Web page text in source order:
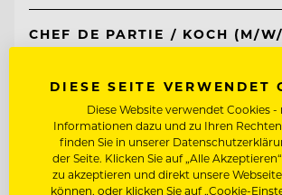
CHEF DE PARTIE / KOCH (M/
Entdecke alle Jobs
DIESE SEITE VERWENDET
Diese Website verwendet Cookies -
Informationen dazu und zu Ihren
finden Sie in unserer
der Seite. Klicken Sie auf „Alle
zu akzeptieren und direkt unsere
können, oder klicken Sie auf „Cookie-